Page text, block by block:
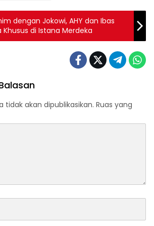
dengan Jokowi, AHY dan Ibas
di Istana Merdeka
tidak akan dipublikasikan. Ruas yang